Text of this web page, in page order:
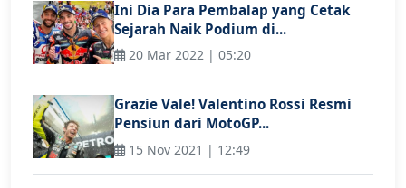
Ini Dia Para Pembalap yang Cetak
Sejarah Naik Podium di...
20 Mar 2022 | 05:20
Grazie Vale! Valentino Rossi Resmi
Pensiun dari MotoGP...
15 Nov 2021 | 12:49